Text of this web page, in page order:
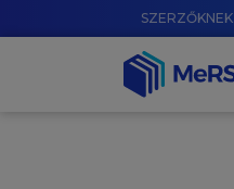
SZERZŐKNEK